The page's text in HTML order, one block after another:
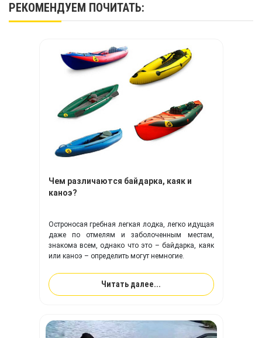
РЕКОМЕНДУЕМ ПОЧИТАТЬ:
Чем различаются байдарка, каяк и
каноэ?
Остроносая гребная легкая лодка, легко идущая
даже по отмелям и заболоченным местам,
знакома всем, однако что это – байдарка, каяк
или каноэ – определить могут немногие.
Читать далее...